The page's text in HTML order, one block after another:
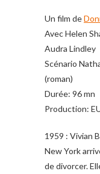
Un film de
Avec Helen
Audra Lindley
Scénario
(roman)
Durée: 96 mn
Production:
1959 : Vivian Bell, professeur de littérature à
New York
de divorcer.